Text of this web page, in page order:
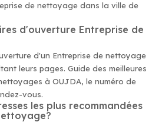
de nettoyage dans la ville de
d'ouverture Entreprise de
d'un Entreprise de nettoyage
leurs pages. Guide des meilleures
à OUJDA, le numéro de
vous.
les plus recommandées